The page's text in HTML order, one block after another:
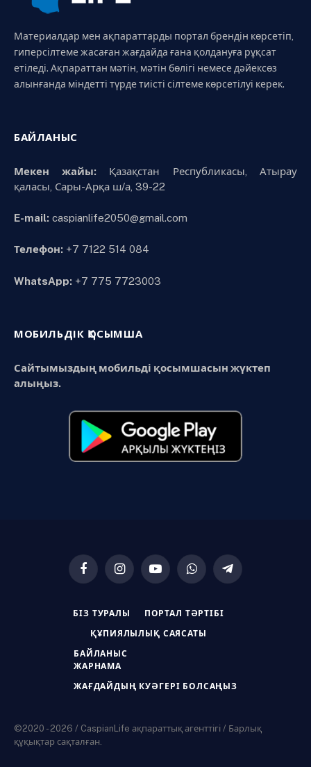
Материалдар мен ақпараттарды портал брендін көрсетіп,
гиперсілтеме жасаған жағдайда ғана қолдануға рұқсат
етіледі. Ақпараттан мәтін, мәтін бөлігі немесе дәйексөз
алынғанда міндетті түрде тиісті сілтеме көрсетілуі керек.
БАЙЛАНЫС
Мекен жайы:Қазақстан Республикасы, Атырау
қаласы, Сары-Арқа ш/а, 39-22
E-mail: caspianlife2050@gmail.com
Телефон: +7 7122 514 084
WhatsApp: +7 775 7723003
МОБИЛЬДІК ҚОСЫМША
Сайтымыздың мобильді қосымшасын жүктеп
алыңыз.
FacebookInstagramYouTubeWhatsAppTelegram
БІЗ ТУРАЛЫ ПОРТАЛ ТӘРТІБІ
ҚҰПИЯЛЫЛЫҚ САЯСАТЫ
БАЙЛАНЫС
ЖАРНАМА
ЖАҒДАЙДЫҢ КУӘГЕРІ БОЛСАҢЫЗ
©2020 - 2026 / CaspianLife ақпараттық агенттігі / Барлық
құқықтар сақталған.